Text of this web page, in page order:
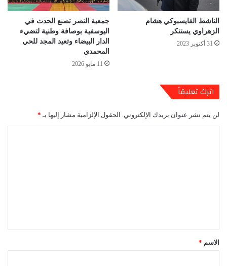
الناشط الفايسبوكي هشام
الزهراوي يستنكر
31 أكتوبر 2023
جمعية النصر تصنع الحدث في
اليوسفية بوصافة وطنية لتضيء
الدار البيضاء وتعيد المجد للحي
المحمدي
11 مايو 2026
اترك تعليقاً
لن يتم نشر عنوان بريدك الإلكتروني. الحقول الإلزامية مشار إليها بـ *
*
الاسم *